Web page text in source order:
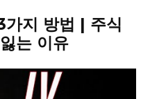
가지 방법 | 주식
는 이유